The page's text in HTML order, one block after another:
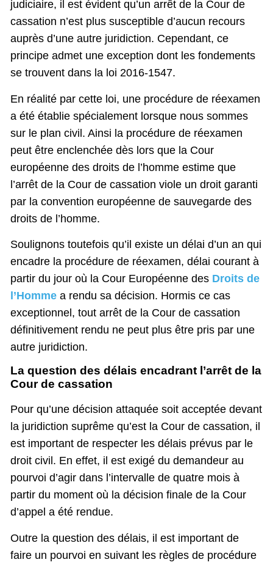
judiciaire, il est évident qu’un arrêt de la Cour de
cassation n’est plus susceptible d’aucun recours
auprès d’une autre juridiction. Cependant, ce
principe admet une exception dont les fondements
se trouvent dans la loi 2016-1547.
En réalité par cette loi, une procédure de réexamen
a été établie spécialement lorsque nous sommes
sur le plan civil. Ainsi la procédure de réexamen
peut être enclenchée dès lors que la Cour
européenne des droits de l’homme estime que
l’arrêt de la Cour de cassation viole un droit garanti
par la convention européenne de sauvegarde des
droits de l’homme.
Soulignons toutefois qu’il existe un délai d’un an qui
encadre la procédure de réexamen, délai courant à
partir du jour où la Cour Européenne des Droits de
l’Homme a rendu sa décision. Hormis ce cas
exceptionnel, tout arrêt de la Cour de cassation
définitivement rendu ne peut plus être pris par une
autre juridiction.
La question des délais encadrant l’arrêt de la
Cour de cassation
Pour qu’une décision attaquée soit acceptée devant
la juridiction suprême qu’est la Cour de cassation, il
est important de respecter les délais prévus par le
droit civil. En effet, il est exigé du demandeur au
pourvoi d’agir dans l’intervalle de quatre mois à
partir du moment où la décision finale de la Cour
d’appel a été rendue.
Outre la question des délais, il est important de
faire un pourvoi en suivant les règles de procédure